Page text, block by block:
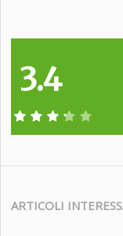
3.4
ARTICOLI